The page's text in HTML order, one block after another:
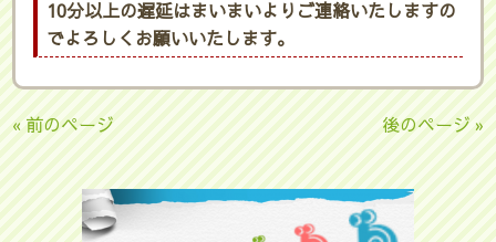
10分以上の遅延はまいまいよりご連絡いたしますの
でよろしくお願いいたします。
« 前のページ 後のページ »